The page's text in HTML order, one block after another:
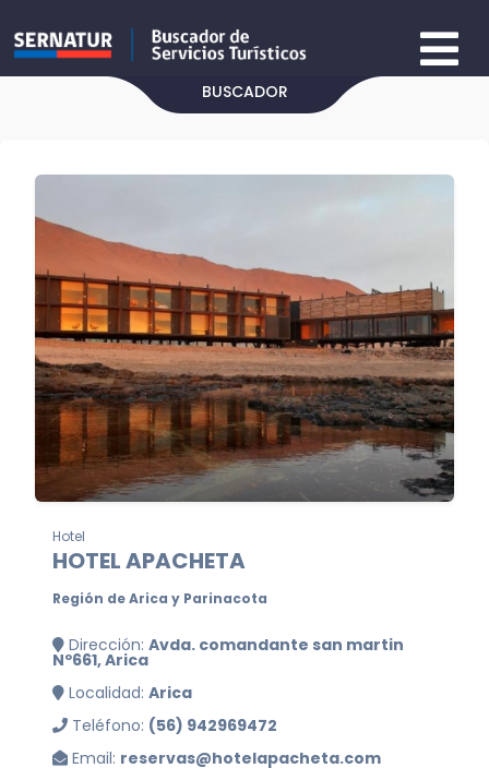
BUSCADOR
Hotel
HOTEL APACHETA
Región de Arica y Parinacota
Dirección: Avda. comandante san martin
Nº661, Arica
Localidad: Arica
Teléfono: (56) 942969472
Email: reservas@hotelapacheta.com